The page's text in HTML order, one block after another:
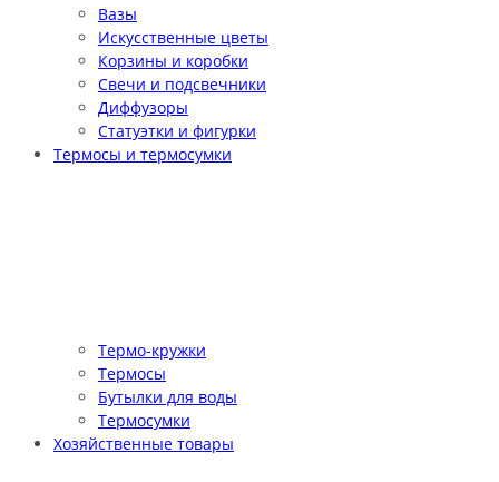
Вазы
Искусственные цветы
Корзины и коробки
Свечи и подсвечники
Диффузоры
Статуэтки и фигурки
Термосы и термосумки
Термо-кружки
Термосы
Бутылки для воды
Термосумки
Хозяйственные товары